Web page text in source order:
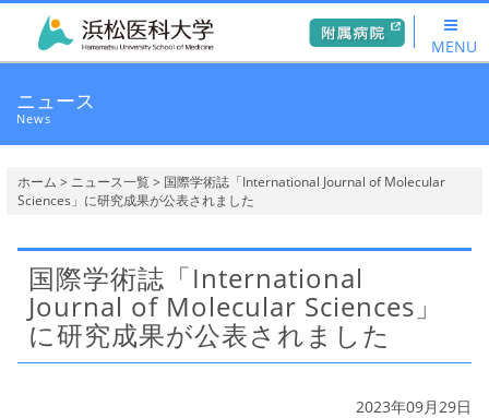
MENU
ニュース
News
ホーム > ニュース一覧> 国際学術誌「International Journal of Molecular
Sciences」に研究成果が公表されました
国際学術誌「International
Journal of Molecular Sciences」
に研究成果が公表されました
2023年09月29日